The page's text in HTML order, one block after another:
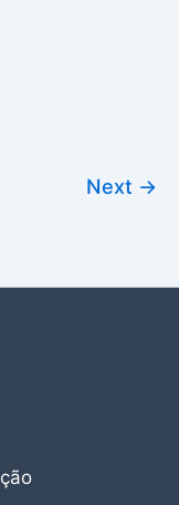
Next →